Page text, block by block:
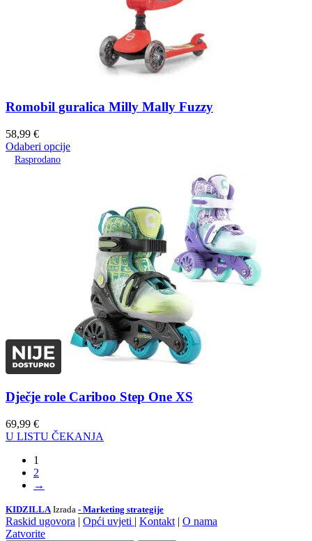
Romobil guralica Milly Mally Fuzzy
58,99 €
Odaberi opcije
Rasprodano
Dječje role Cariboo Step One XS
69,99 €
U LISTU ČEKANJA
1
2
→
KIDZILLA Izrada - Marketing strategije
Raskid ugovora | Opći uvjeti | Kontakt | O nama
Zatvorite